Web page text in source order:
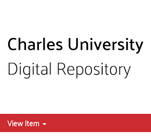
View Item